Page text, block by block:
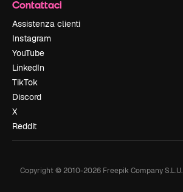
Contattaci
Assistenza clienti
Instagram
YouTube
LinkedIn
TikTok
Discord
X
Reddit
Copyright © 2010-2026Freepik Company S.L.U.